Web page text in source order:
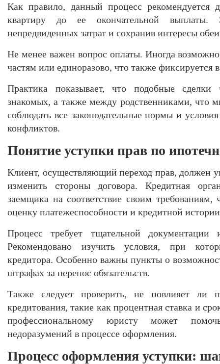
Как правило, данный процесс рекомендуется
квартиру до ее окончательной выплаты.
непредвиденных затрат и сохранив интересы
Не менее важен вопрос оплаты. Иногда
частям или единоразово, что также фиксируется
Практика показывает, что подобные сделки
знакомых, а также между родственниками, что
соблюдать все законодательные нормы и
конфликтов.
Понятие уступки прав по
Клиент, осуществляющий переход прав, должен
изменить стороны договора. Кредитная
заемщика на соответствие своим
оценку платежеспособности и кредитной
Процесс требует тщательной документации
Рекомендовано изучить условия, при
кредитора. Особенно важны пункты о
штрафах за перенос обязательств.
Также следует проверить, не повлияет ли
кредитования, такие как процентная ставка и
профессиональному юристу может
недоразумений в процессе оформления.
Процесс оформления уступки: